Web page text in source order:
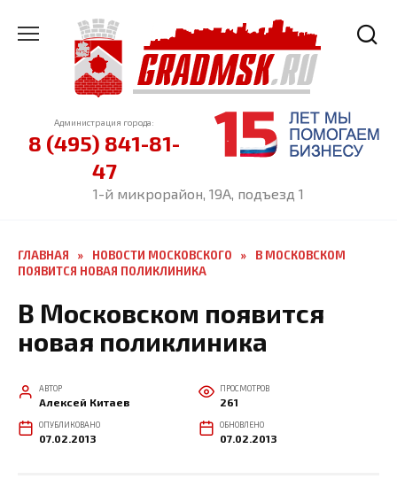
содержанию
Администрация города:
8 (495) 841-81-
47
1-й микрорайон, 19А, подъезд 1
ГЛАВНАЯ » НОВОСТИ МОСКОВСКОГО »
В МОСКОВСКОМ
ПОЯВИТСЯ НОВАЯ ПОЛИКЛИНИКА
В Московском появится
новая поликлиника
АВТОР
Алексей Китаев
ПРОСМОТРОВ
261
ОПУБЛИКОВАНО
07.02.2013
ОБНОВЛЕНО
07.02.2013